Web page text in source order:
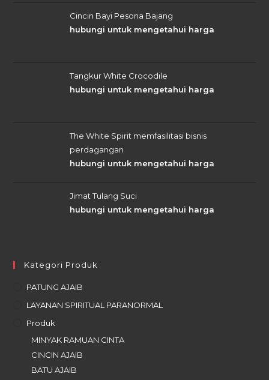
Cincin Bayi Pesona Bajang
hubungi untuk mengetahui harga
Tangkur White Crocodile
hubungi untuk mengetahui harga
The White Spirit memfasilitasi bisnis
perdagangan
hubungi untuk mengetahui harga
Jimat Tulang Suci
hubungi untuk mengetahui harga
Kategori Produk
PATUNG AJAIB
LAYANAN SPIRITUAL PARANORMAL
Produk
MINYAK RAMUAN CINTA
CINCIN AJAIB
BATU AJAIB